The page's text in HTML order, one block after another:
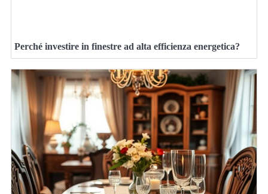
Perché investire in finestre ad alta efficienza energetica?